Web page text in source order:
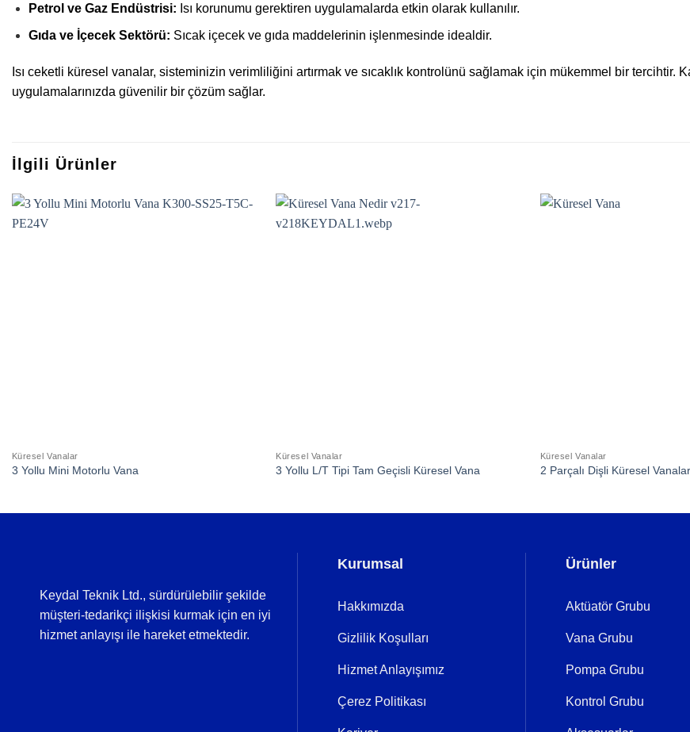
Petrol ve Gaz Endüstrisi: Isı korunumu gerektiren uygulamalarda etkin olarak kullanılır.
Gıda ve İçecek Sektörü: Sıcak içecek ve gıda maddelerinin işlenmesinde idealdir.
Isı ceketli küresel vanalar, sisteminizin verimliliğini artırmak ve sıcaklık kontrolünü sağlamak için mükemmel bir tercihtir.
uygulamalarınızda güvenilir bir çözüm sağlar.
İlgili Ürünler
Küresel Vanalar
3 Yollu Mini Motorlu Vana
Küresel Vanalar
3 Yollu L/T Tipi Tam Geçisli Küresel Vana
Küresel Vanalar
2 Parçalı Dişli Küresel Vanalar
Keydal Teknik Ltd., sürdürülebilir şekilde
müşteri-tedarikçi ilişkisi kurmak için en iyi
hizmet anlayışı ile hareket etmektedir.
Kurumsal
Hakkımızda
Gizlilik Koşulları
Hizmet Anlayışımız
Çerez Politikası
Ürünler
Aktüatör Grubu
Vana Grubu
Pompa Grubu
Kontrol Grubu